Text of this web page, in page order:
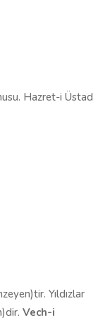
Hazret-i Üstad
Yıldızlar
Vech-i